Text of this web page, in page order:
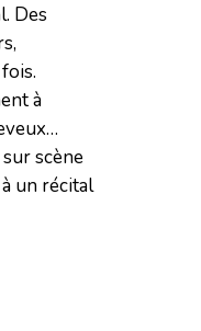
Des
à
scène
un récital